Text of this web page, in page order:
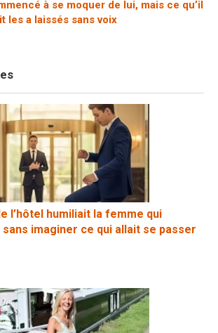
à se moquer de lui, mais ce qu’il
les a laissés sans voix
l’hôtel humiliait la femme qui
imaginer ce qui allait se passer